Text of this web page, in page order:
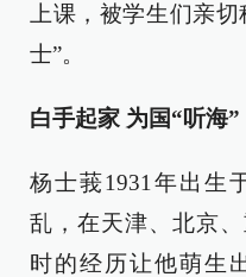
上课，被学生们亲
士”。
白手起家 为国“听海”
杨士莪1931年出生
乱，在天津、北京
时的经历让他萌生